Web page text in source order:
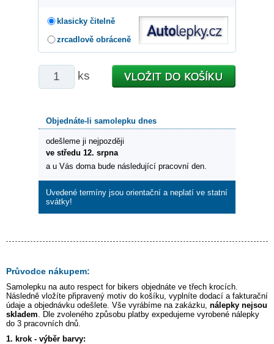
klasicky čitelně
zrcadlově obráceně
ks
Objednáte-li samolepku dnes
odešleme ji nejpozději
ve středu 12. srpna
a u Vás doma bude následující pracovní den.
Uvedené termíny jsou orientační a neplatí ve statní
svátky!
Průvodce nákupem:
Samolepku na auto respect for bikers objednáte ve třech krocích.
Následně vložíte připravený motiv do košíku, vyplníte dodací a fakturační
údaje a objednávku odešlete. Vše vyrábíme na zakázku, nálepky nejsou
skladem. Dle zvoleného způsobu platby expedujeme vyrobené nálepky
do 3 pracovních dnů.
1. krok - výběr barvy: